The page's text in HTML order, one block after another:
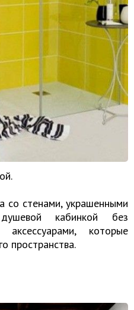
со стенами, украшенными
кабинкой без
которые
пространства.